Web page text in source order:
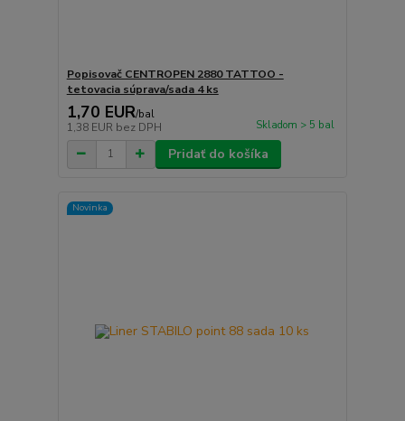
Popisovač CENTROPEN 2880 TATTOO -
tetovacia súprava/sada 4 ks
1,70 EUR/bal
1,38 EUR bez DPH Skladom > 5 bal
Pridať do košíka
Novinka